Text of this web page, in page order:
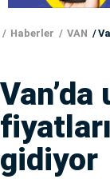
Haberler VAN
fiyatları
gidiyor